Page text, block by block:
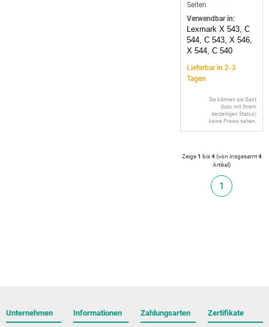
Seiten
Verwendbar in:
Lexmark X 543, C
544, C 543, X 546,
X 544, C 540
Lieferbar in 2-3
Tagen
Sie können als Gast
(bzw. mit Ihrem
derzeitigen Status)
keine Preise sehen.
Zeige1 bis4(von insgesamt4
Artikel)
1
Unternehmen Informationen Zahlungsarten Zertifikate